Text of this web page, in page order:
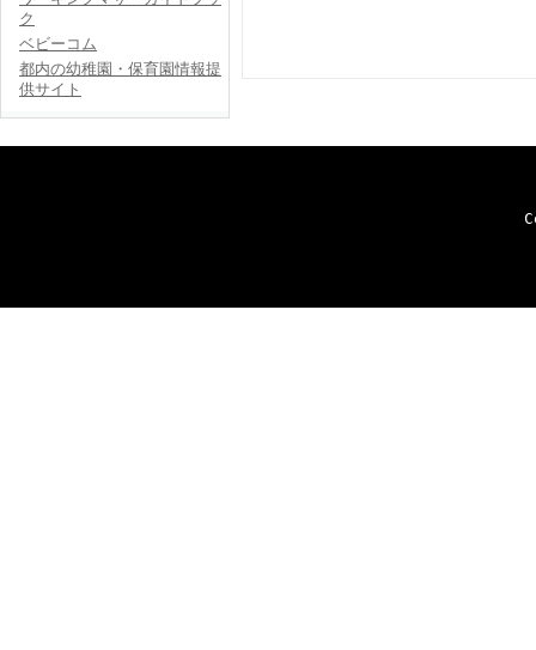
ク
ベビーコム
都内の幼稚園・保育園情報提
供サイト